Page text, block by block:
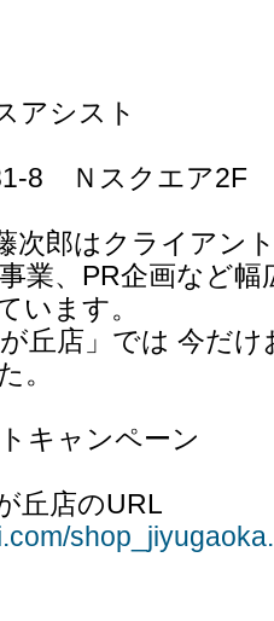
アシスト
8 Ｎスクエア2F
次郎はクライアン
業、PR企画など
います。
丘店」では 今だ
。
キャンペーン
丘店のURL